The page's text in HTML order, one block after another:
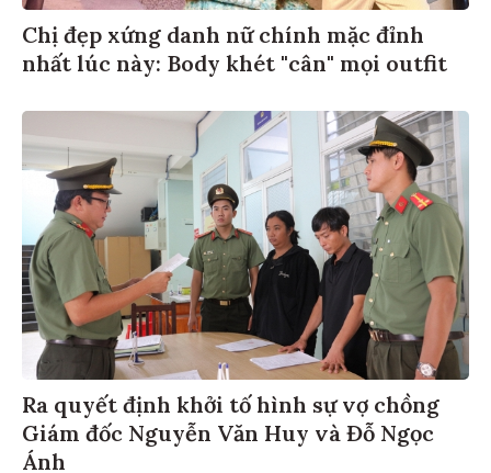
Chị đẹp xứng danh nữ chính mặc đỉnh
nhất lúc này: Body khét "cân" mọi outfit
Ra quyết định khởi tố hình sự vợ chồng
Giám đốc Nguyễn Văn Huy và Đỗ Ngọc
Ánh